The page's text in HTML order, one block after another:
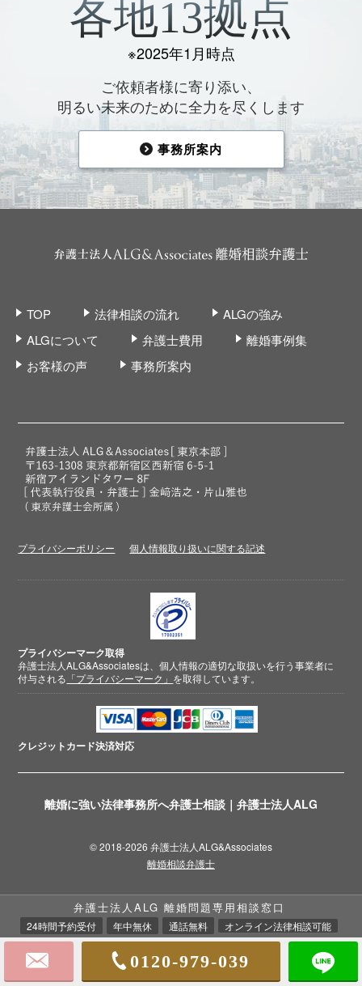
離婚に強い法律事務所へ弁護士相談｜弁護士法人ALG
各地13拠点
※2025年1月時点
ご依頼者様に寄り添い、
明るい未来のために全力を尽くします
事務所案内
TOP 法律相談の流れ
ALGの強み
ALGについて
弁護士費用
離婚事例集
お客様の声
事務所案内
プライバシーポリシー 個人情報取り扱いに関する記述
プライバシーマーク取得
弁護士法人ALG&Associatesは、個人情報の適切な取扱いを行う事業者に
付与される 「プライバシーマーク」 を取得しています。
クレジットカード決済対応
© 2018-2026 弁護士法人ALG&Associates
離婚相談弁護士
弁護士法人ALG 離婚問題専用相談窓口
24時間予約受付 年中無休 通話無料 オンライン法律相談可能
0120-979-039